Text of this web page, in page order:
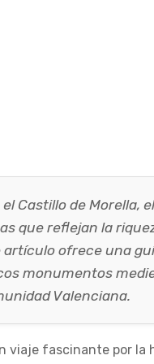
Castillo de Morella,
que reflejan la
ofrece una
monumentos
Valenciana.
viaje fascinante por la